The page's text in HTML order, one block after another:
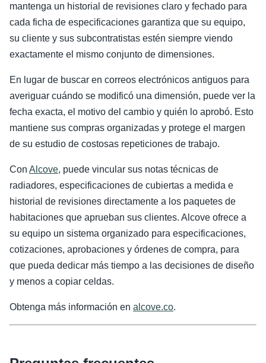
mantenga un historial de revisiones claro y fechado para
cada ficha de especificaciones garantiza que su equipo,
su cliente y sus subcontratistas estén siempre viendo
exactamente el mismo conjunto de dimensiones.
En lugar de buscar en correos electrónicos antiguos para
averiguar cuándo se modificó una dimensión, puede ver la
fecha exacta, el motivo del cambio y quién lo aprobó. Esto
mantiene sus compras organizadas y protege el margen
de su estudio de costosas repeticiones de trabajo.
Con Alcove, puede vincular sus notas técnicas de
radiadores, especificaciones de cubiertas a medida e
historial de revisiones directamente a los paquetes de
habitaciones que aprueban sus clientes. Alcove ofrece a
su equipo un sistema organizado para especificaciones,
cotizaciones, aprobaciones y órdenes de compra, para
que pueda dedicar más tiempo a las decisiones de diseño
y menos a copiar celdas.
Obtenga más información en alcove.co.